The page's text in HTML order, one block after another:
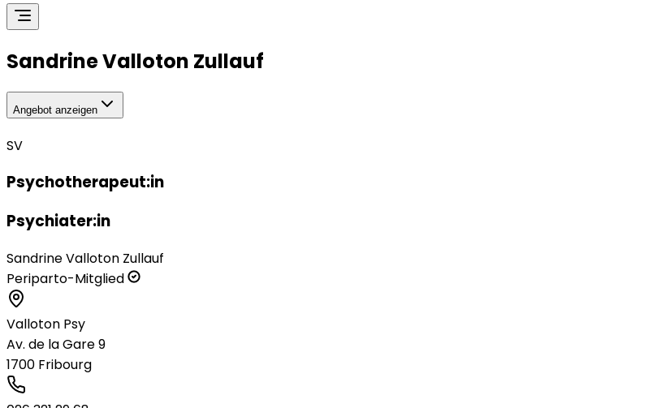
Sandrine Valloton Zullauf
Angebot anzeigen
SV
Psychotherapeut:in
Psychiater:in
Sandrine Valloton Zullauf
Periparto-Mitglied
Valloton Psy
Av. de la Gare 9
1700 Fribourg